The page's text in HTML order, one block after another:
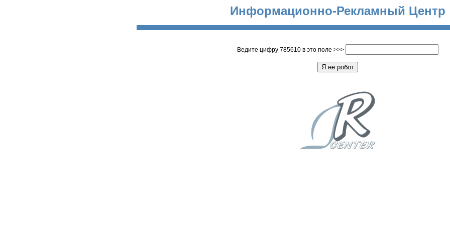
Информационно-Рекламный Центр
Ведите цифру 785610 в это поле >>>